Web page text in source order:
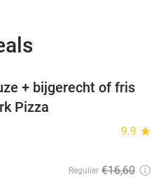
+ bijgerecht of fris
Pizza
9.9 star
Regulier €16,60